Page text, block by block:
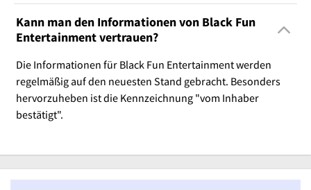
Kann man den Informationen von Black Fun
Entertainment vertrauen?
Die Informationen für Black Fun Entertainment werden
regelmäßig auf den neuesten Stand gebracht. Besonders
hervorzuheben ist die Kennzeichnung "vom Inhaber
bestätigt".